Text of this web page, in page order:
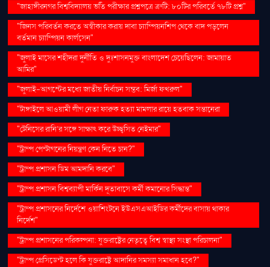
"জাহাঙ্গীরনগর বিশ্ববিদ্যালয় ভর্তি পরীক্ষার প্রশ্নপত্রে ত্রুটি: ৮০টির পরিবর্তে ৭৮টি প্রশ্ন"
"জিনস পরিবর্তন করতে অস্বীকার করায় দাবা চ্যাম্পিয়নশিপ থেকে বাদ পড়লেন
বর্তমান চ্যাম্পিয়ন কার্লসেন"
"জুলাই মাসের শহীদরা দুর্নীতি ও দুঃশাসনমুক্ত বাংলাদেশ চেয়েছিলেন: জামায়াত
আমির"
"জুলাই-আগস্টের মধ্যে জাতীয় নির্বাচন সম্ভব: মির্জা ফখরুল"
"টাঙ্গাইলে আওয়ামী লীগ নেতা ফারুক হত্যা মামলার রায়ে হতবাক সন্তানেরা
"টেনিসের রানি’র সঙ্গে সাক্ষাৎ করে উচ্ছ্বসিত নেইমার"
"ট্রাম্প পেন্টাগনের নিয়ন্ত্রণ কেন নিতে চান?"
"ট্রাম্প প্রশাসন ডিম আমদানি করবে"
"ট্রাম্প প্রশাসন বিশ্বব্যাপী মার্কিন দূতাবাসে কর্মী কমানোর সিদ্ধান্ত"
"ট্রাম্প প্রশাসনের নির্দেশে ওয়াশিংটনে ইউএসএআইডির কর্মীদের বাসায় থাকার
নির্দেশ"
"ট্রাম্প প্রশাসনের পরিকল্পনা: যুক্তরাষ্ট্রের নেতৃত্বে বিশ্ব স্বাস্থ্য সংস্থা পরিচালনা"
"ট্রাম্প প্রেসিডেন্ট হলে কি যুক্তরাষ্ট্রে আদানির সমস্যা সমাধান হবে?"